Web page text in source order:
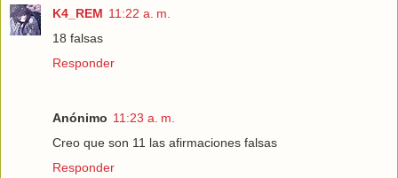
K4_REM 11:22 a. m.
18 falsas
Responder
Anónimo 11:23 a. m.
Creo que son 11 las afirmaciones falsas
Responder